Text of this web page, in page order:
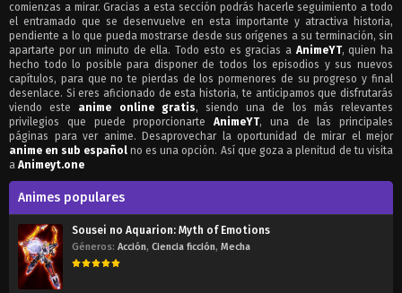
comienzas a mirar. Gracias a esta sección podrás hacerle seguimiento a todo
el entramado que se desenvuelve en esta importante y atractiva historia,
pendiente a lo que pueda mostrarse desde sus orígenes a su terminación, sin
apartarte por un minuto de ella. Todo esto es gracias a AnimeYT, quien ha
hecho todo lo posible para disponer de todos los episodios y sus nuevos
capítulos, para que no te pierdas de los pormenores de su progreso y final
desenlace. Si eres aficionado de esta historia, te anticipamos que disfrutarás
viendo este anime online gratis, siendo una de los más relevantes
privilegios que puede proporcionarte AnimeYT, una de las principales
páginas para ver anime. Desaprovechar la oportunidad de mirar el mejor
anime en sub españolno es una opción. Así que goza a plenitud de tu visita
a Animeyt.one
Animes populares
Sousei no Aquarion: Myth of Emotions
Géneros: Acción, Ciencia ficción, Mecha